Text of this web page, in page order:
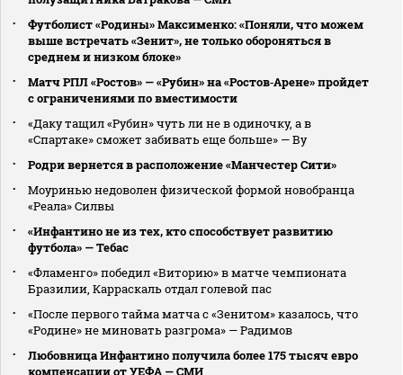
Футболист «Родины» Максименко: «Поняли, что можем
выше встречать «Зенит», не только обороняться в
среднем и низком блоке»
Матч РПЛ «Ростов» — «Рубин» на «Ростов‑Арене» пройдет
с ограничениями по вместимости
«Даку тащил «Рубин» чуть ли не в одиночку, а в
«Спартаке» сможет забивать еще больше» — Ву
Родри вернется в расположение «Манчестер Сити»
Моуринью недоволен физической формой новобранца
«Реала» Силвы
«Инфантино не из тех, кто способствует развитию
футбола» — Тебас
«Фламенго» победил «Виторию» в матче чемпионата
Бразилии, Карраскаль отдал голевой пас
«После первого тайма матча с «Зенитом» казалось, что
«Родине» не миновать разгрома» — Радимов
Любовница Инфантино получила более 175 тысяч евро
компенсации от УЕФА — СМИ